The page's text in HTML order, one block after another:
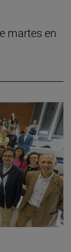
martes en